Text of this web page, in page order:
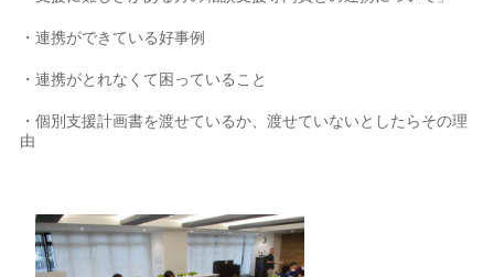
・連携ができている好事例
・連携がとれなくて困っていること
・個別支援計画書を渡せているか、渡せていないとしたらその理
由